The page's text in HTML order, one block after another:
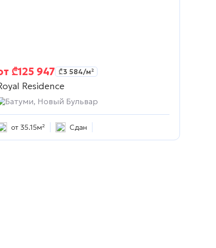
₾125 947 ₾3 584/м²
Residence
Батуми, Новый Бульвар
от 35.15м² Сдан